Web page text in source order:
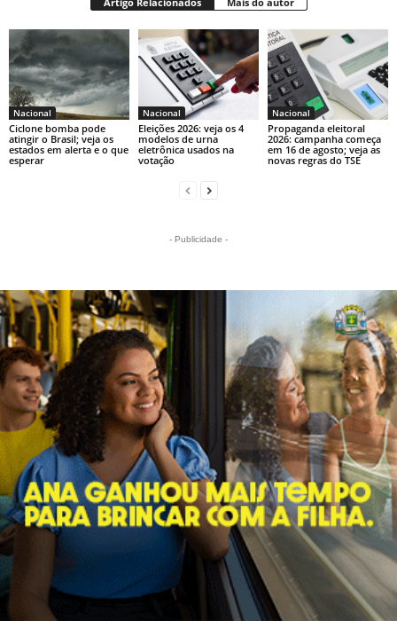
Nacional
Ciclone bomba pode
atingir o Brasil; veja os
estados em alerta e o que
esperar
Nacional
Eleições 2026: veja os 4
modelos de urna
eletrônica usados na
votação
Nacional
Propaganda eleitoral
2026: campanha começa
em 16 de agosto; veja as
novas regras do TSE
- Publicidade -